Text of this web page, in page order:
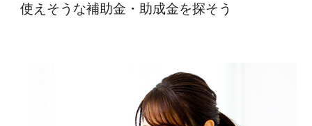
使えそうな補助金・助成金を探そう